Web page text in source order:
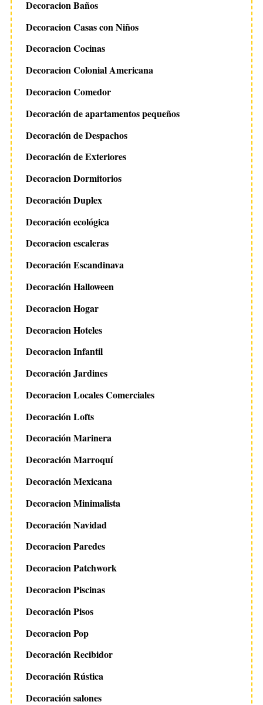
Decoracion Baños
Decoracion Casas con Niños
Decoracion Cocinas
Decoracion Colonial Americana
Decoracion Comedor
Decoración de apartamentos pequeños
Decoración de Despachos
Decoración de Exteriores
Decoracion Dormitorios
Decoración Duplex
Decoración ecológica
Decoracion escaleras
Decoración Escandinava
Decoración Halloween
Decoracion Hogar
Decoracion Hoteles
Decoracion Infantil
Decoración Jardines
Decoracion Locales Comerciales
Decoración Lofts
Decoración Marinera
Decoración Marroquí
Decoración Mexicana
Decoracion Minimalista
Decoración Navidad
Decoracion Paredes
Decoracion Patchwork
Decoracion Piscinas
Decoración Pisos
Decoracion Pop
Decoración Recibidor
Decoración Rústica
Decoración salones